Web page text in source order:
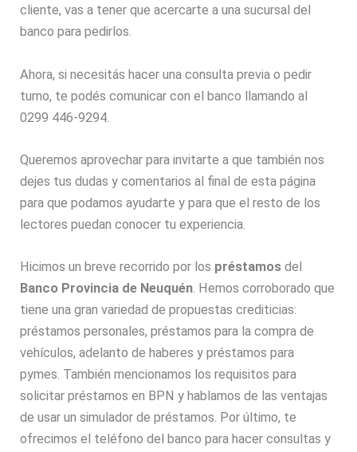
cliente, vas a tener que acercarte a una sucursal del
banco para pedirlos.
Ahora, si necesitás hacer una consulta previa o pedir
turno, te podés comunicar con el banco llamando al
0299 446-9294.
Queremos aprovechar para invitarte a que también nos
dejes tus dudas y comentarios al final de esta página
para que podamos ayudarte y para que el resto de los
lectores puedan conocer tu experiencia.
Hicimos un breve recorrido por los préstamos del
Banco Provincia de Neuquén. Hemos corroborado que
tiene una gran variedad de propuestas crediticias:
préstamos personales, préstamos para la compra de
vehículos, adelanto de haberes y préstamos para
pymes. También mencionamos los requisitos para
solicitar préstamos en BPN y hablamos de las ventajas
de usar un simulador de préstamos. Por último, te
ofrecimos el teléfono del banco para hacer consultas y